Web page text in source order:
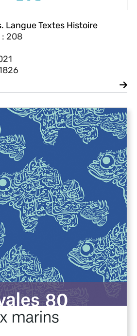
Langue Textes Histoire
: 208